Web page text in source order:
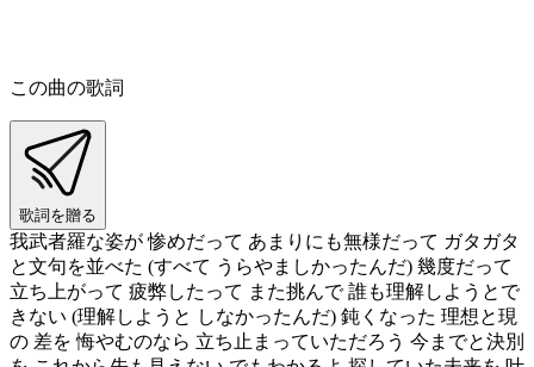
この曲の歌詞
歌詞を贈る
我武者羅な姿が 惨めだって あまりにも無様だって ガタガタ
と文句を並べた (すべて うらやましかったんだ) 幾度だって
立ち上がって 疲弊したって また挑んで 誰も理解しようとで
きない (理解しようと しなかったんだ) 鈍くなった 理想と現
の 差を 悔やむのなら 立ち止まっていただろう 今までと決別